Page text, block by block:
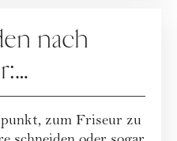
nach
Vollmond,
zum Friseur zu